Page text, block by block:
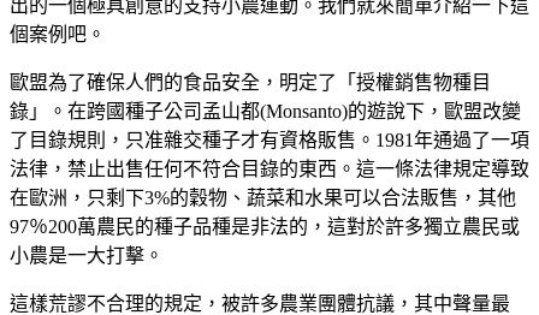
出的一個極具創意的支持小農運動。我們就來簡單介紹一下這
個案例吧。
歐盟為了確保人們的食品安全，明定了「授權銷售物種目
錄」。在跨國種子公司孟山都(Monsanto)的遊說下，歐盟改變
了目錄規則，只准雜交種子才有資格販售。1981年通過了一項
法律，禁止出售任何不符合目錄的東西。這一條法律規定導致
在歐洲，只剩下3%的穀物、蔬菜和水果可以合法販售，其他
97％200萬農民的種子品種是非法的，這對於許多獨立農民或
小農是一大打擊。
這樣荒謬不合理的規定，被許多農業團體抗議，其中聲量最